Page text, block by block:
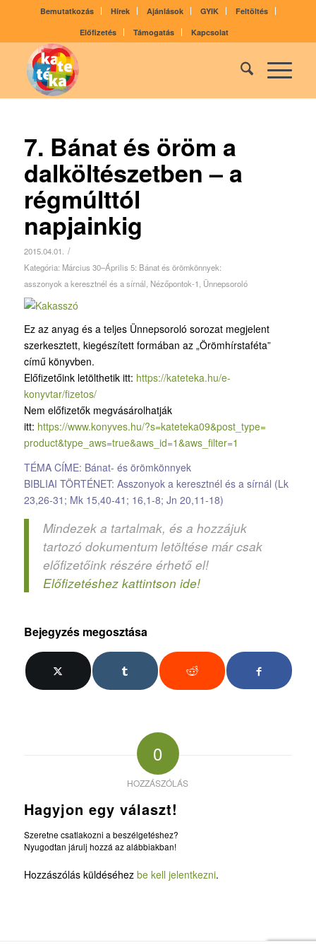
Bemutatkozás Hírek Ajánlások GYIK
Feltöltés
Előfizetés
Támogatás Kapcsolat
7. Bánat és öröm a
dalköltészetben – a
régmúlttól
napjainkig
2015.04.01. /
Kategória: Március 30–Április 5: Bánat­ és örömkönnyek:
asszonyok a keresztnél és a sírnál Nézőpontok-1 Ünnepsoroló
Ez az anyag és a teljes Ünnepsoroló sorozat megjelent
szerkesztett, kiegészített formában az „Örömhírstaféta”
című könyvben.
Előfizetőink letölthetik itt: https://kateteka.hu/e-
konyvtar/fizetos/
Nem előfizetők megvásárolhatják
itt: https://www.konyves.hu/?s=kateteka09&post_type=
product&type_aws=true&aws_id=1&aws_filter=1
TÉMA CÍME: Bánat- és örömkönnyek
BIBLIAI TÖRTÉNET: Asszonyok a keresztnél és a sírnál (Lk
23,26-31; Mk 15,40-41; 16,1-8; Jn 20,11-18)
Mindezek a tartalmak, és a hozzájuk
tartozó dokumentum letöltése már csak
előfizetőink részére érhető el!
Előfizetéshez kattintson ide!
Bejegyzés megosztása
0
HOZZÁSZÓLÁS
Hagyjon egy választ!
Szeretne csatlakozni a beszélgetéshez?
Nyugodtan járulj hozzá az alábbiakban!
Hozzászólás küldéséhez be kell jelentkezni.